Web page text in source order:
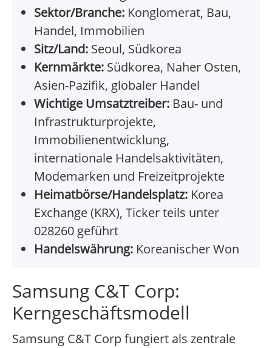
Sektor/Branche: Konglomerat, Bau,
Handel, Immobilien
Sitz/Land: Seoul, Südkorea
Kernmärkte: Südkorea, Naher Osten,
Asien-Pazifik, globaler Handel
Wichtige Umsatztreiber: Bau- und
Infrastrukturprojekte,
Immobilienentwicklung,
internationale Handelsaktivitäten,
Modemarken und Freizeitprojekte
Heimatbörse/Handelsplatz: Korea
Exchange (KRX), Ticker teils unter
028260 geführt
Handelswährung: Koreanischer Won
Samsung C&T Corp:
Kerngeschäftsmodell
Samsung C&T Corp fungiert als zentrale